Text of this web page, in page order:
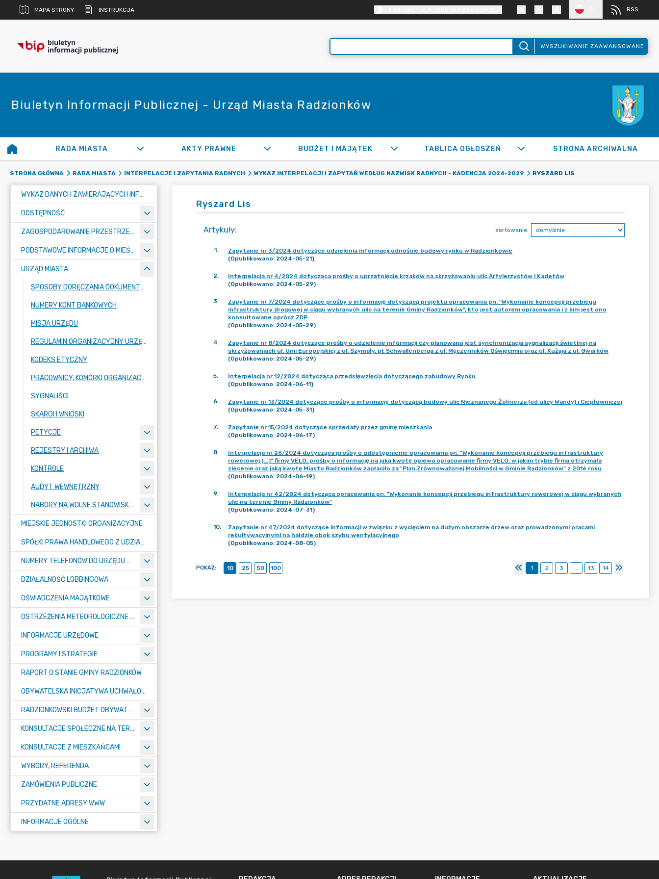
MAPA STRONY INSTRUKCJA RSS
biuletyn
informacji publicznej WYSZUKIWANIE ZAAWANSOWANE
Biuletyn Informacji Publicznej - Urząd Miasta Radzionków
RADA MIASTA AKTY PRAWNE BUDŻET I MAJĄTEK TABLICA OGŁOSZEŃ STRONA ARCHIWALNA
STRONA GŁÓWNA RADA MIASTA INTERPELACJE I ZAPYTANIA RADNYCH WYKAZ INTERPELACJI I ZAPYTAŃ WEDŁUG NAZWISK RADNYCH - KADENCJA 2024-2029 RYSZARD LIS
WYKAZ DANYCH ZAWIERAJĄCYCH INFORMACJE O ŚRODOWISKU I JEGO OCHRONIE
DOSTĘPNOŚĆ
ZAGOSPODAROWANIE PRZESTRZENNE
PODSTAWOWE INFORMACJE O MIEŚCIE
URZĄD MIASTA
SPOSOBY DORĘCZANIA DOKUMENTÓW DO URZĘDU MIASTA RADZIONKÓW
NUMERY KONT BANKOWYCH
MISJA URZĘDU
REGULAMIN ORGANIZACYJNY URZĘDU
KODEKS ETYCZNY
PRACOWNICY, KOMÓRKI ORGANIZACYJNE URZĘDU
SYGNALIŚCI
SKARGI I WNIOSKI
PETYCJE
REJESTRY I ARCHIWA
KONTROLE
AUDYT WEWNĘTRZNY
NABORY NA WOLNE STANOWISKA PRACY
MIEJSKIE JEDNOSTKI ORGANIZACYJNE
SPÓŁKI PRAWA HANDLOWEGO Z UDZIAŁEM GMINY
NUMERY TELEFONÓW DO URZĘDU MIASTA, MIEJSKICH JEDNOSTEK ORGANIZACYJNYCH ORAZ SPÓŁEK PRAWA HANDLOWEGO Z UDZIAŁEM GMINY
DZIAŁALNOŚĆ LOBBINGOWA
OŚWIADCZENIA MAJĄTKOWE
OSTRZEŻENIA METEOROLOGICZNE O ZŁYM STANIE POWIETRZA I INNE
INFORMACJE URZĘDOWE
PROGRAMY I STRATEGIE
RAPORT O STANIE GMINY RADZIONKÓW
OBYWATELSKA INICJATYWA UCHWAŁODAWCZA
RADZIONKOWSKI BUDŻET OBYWATELSKI
KONSULTACJE SPOŁECZNE NA TERENIE MIASTA RADZIONKÓW
KONSULTACJE Z MIESZKAŃCAMI
WYBORY, REFERENDA
ZAMÓWIENIA PUBLICZNE
PRZYDATNE ADRESY WWW
INFORMACJE OGÓLNE
Ryszard Lis
Artykuły: sortowanie:
1.
Zapytanie nr 3/2024 dotyczące udzielenia informacji odnośnie budowy rynku w Radzionkowie
(Opublikowano: 2024-05-21)
2.
Interpelacja nr 4/2024 dotycząca prośby o uprzątnięcie krzaków na skrzyżowaniu ulic Artylerzystów i Kadetów
(Opublikowano: 2024-05-29)
3.
Zapytanie nr 7/2024 dotyczące prośby o informację dotyczącą projektu opracowania pn. "Wykonanie koncepcji przebiegu
infrastruktury drogowej w ciągu wybranych ulic na terenie Gminy Radzionków", kto jest autorem opracowania i z kim jest ono
konsultowane oprócz ZDP
(Opublikowano: 2024-05-29)
4.
Zapytanie nr 8/2024 dotyczące prośby o udzielenie informacji czy planowana jest synchronizacja sygnalizacji świetlnej na
skrzyżowaniach ul. Unii Europejskiej z ul. Szymały, pl. Schwallenberga z ul. Męczenników Oświęcimia oraz ul. Kużaja z ul. Gwarków
(Opublikowano: 2024-05-29)
5.
Interpelacja nr 12/2024 dotycząca przedsięwzięcia dotyczącego zabudowy Rynku
(Opublikowano: 2024-06-11)
6.
Zapytanie nr 13/2024 dotyczące prośby o informację dotyczącą budowy ulic Nieznanego Żołnierza (od ulicy Wandy) i Ciepłowniczej
(Opublikowano: 2024-05-31)
7.
Zapytanie nr 15/2024 dotyczące sprzedaży przez gminę mieszkania
(Opublikowano: 2024-06-17)
8.
Interpelacja nr 26/2024 dotycząca prośby o udostępnienie opracowania pn. "Wykonanie koncepcji przebiegu infrastruktury
rowerowej (...)" firmy VELO, prośby o informację na jaką kwotę opiewa opracowanie firmy VELO, w jakim trybie firma otrzymała
zlecenie oraz jaką kwotę Miasto Radzionków zapłaciło za "Plan Zrównoważonej Mobilności w Gminie Radzionków" z 2016 roku
(Opublikowano: 2024-06-19)
9.
Interpelacja nr 42/2024 dotycząca opracowania pn. "Wykonanie koncepcji przebiegu infrastruktury rowerowej w ciągu wybranych
ulic na terenie Gminy Radzionków"
(Opublikowano: 2024-07-31)
10.
Zapytanie nr 47/2024 dotyczące informacji w związku z wycięciem na dużym obszarze drzew oraz prowadzonymi pracami
rekultywacyjnymi na hałdzie obok szybu wentylacyjnego
(Opublikowano: 2024-08-05)
POKAŻ: 10 25 50 100 1 2 3 ... 13 14